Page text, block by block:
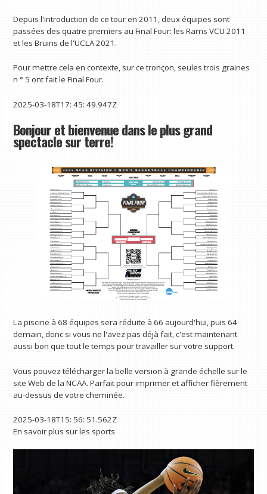
Depuis l'introduction de ce tour en 2011, deux équipes sont
passées des quatre premiers au Final Four: les Rams VCU 2011
et les Bruins de l'UCLA 2021.
Pour mettre cela en contexte, sur ce tronçon, seules trois graines
n ° 5 ont fait le Final Four.
2025-03-18T17: 45: 49.947Z
Bonjour et bienvenue dans le plus grand
spectacle sur terre!
La piscine à 68 équipes sera réduite à 66 aujourd'hui, puis 64
demain, donc si vous ne l'avez pas déjà fait, c'est maintenant
aussi bon que tout le temps pour travailler sur votre support.
Vous pouvez télécharger la belle version à grande échelle sur le
site Web de la NCAA. Parfait pour imprimer et afficher fièrement
au-dessus de votre cheminée.
2025-03-18T15: 56: 51.562Z
En savoir plus sur les sports